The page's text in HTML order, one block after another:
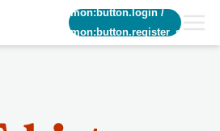
common:button.login/
common:button.register_short